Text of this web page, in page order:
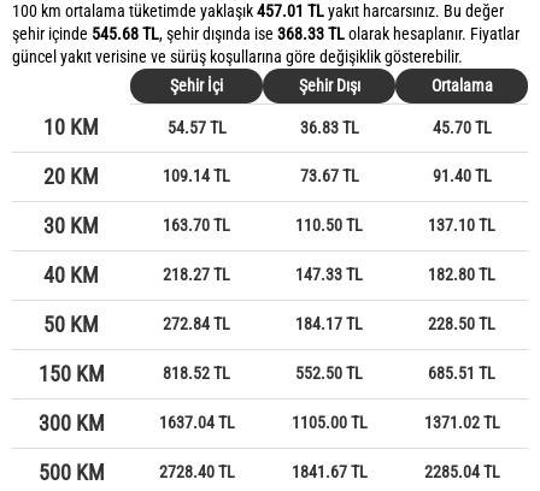
100 km ortalama tüketimde yaklaşık457.01 TLyakıt harcarsınız. Bu değer
şehir içinde 545.68 TL, şehir dışında ise 368.33 TLolarak hesaplanır. Fiyatlar
güncel yakıt verisine ve sürüş koşullarına göre değişiklik gösterebilir.
Şehir İçi
Şehir Dışı Ortalama
10 KM 54.57 TL 36.83 TL 45.70 TL
20 KM 109.14 TL 73.67 TL 91.40 TL
30 KM 163.70 TL 110.50 TL 137.10 TL
40 KM 218.27 TL 147.33 TL 182.80 TL
50 KM 272.84 TL 184.17 TL 228.50 TL
150 KM 818.52 TL 552.50 TL 685.51 TL
300 KM 1637.04 TL 1105.00 TL 1371.02 TL
500 KM 2728.40 TL 1841.67 TL 2285.04 TL